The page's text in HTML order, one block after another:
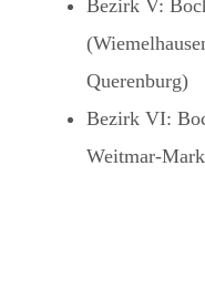
Bezirk V:
Querenburg)
Bezirk VI:
Weitmar-